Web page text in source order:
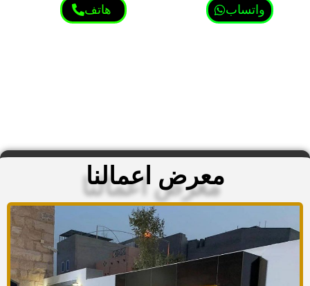
واتساب هاتف
معرض اعمالنا